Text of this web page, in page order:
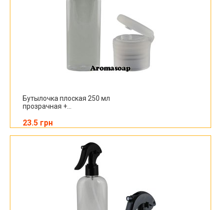
Бутылочка плоская 250 мл
прозрачная +...
23.5 грн